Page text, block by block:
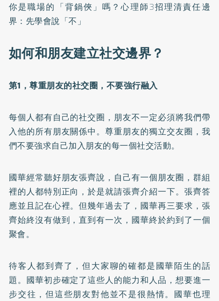
你是職場的「背鍋俠」嗎？心理師3招理清責任邊
界：先學會說「不」
如何和朋友建立社交邊界？
第1，尊重朋友的社交圈，不要強行融入
每個人都有自己的社交圈，朋友不一定必須將我們帶
入他的所有朋友關係中。尊重朋友的獨立交友圈，我
們不要強求自己加入朋友的每一個社交活動。
國華經常聽好朋友張齊說，自己有一個朋友圈，群組
裡的人都特別正向，於是就請張齊介紹一下。張齊答
應並且記在心裡。但幾年過去了，國華再三要求，張
齊始終沒有做到，直到有一次，國華終於約到了一個
聚會。
待客人都到齊了，但大家聊的確都是國華陌生的話
題。國華初步確定了這些人的能力和人品，想要進一
步交往，但這些朋友對他並不是很熱情。國華也理